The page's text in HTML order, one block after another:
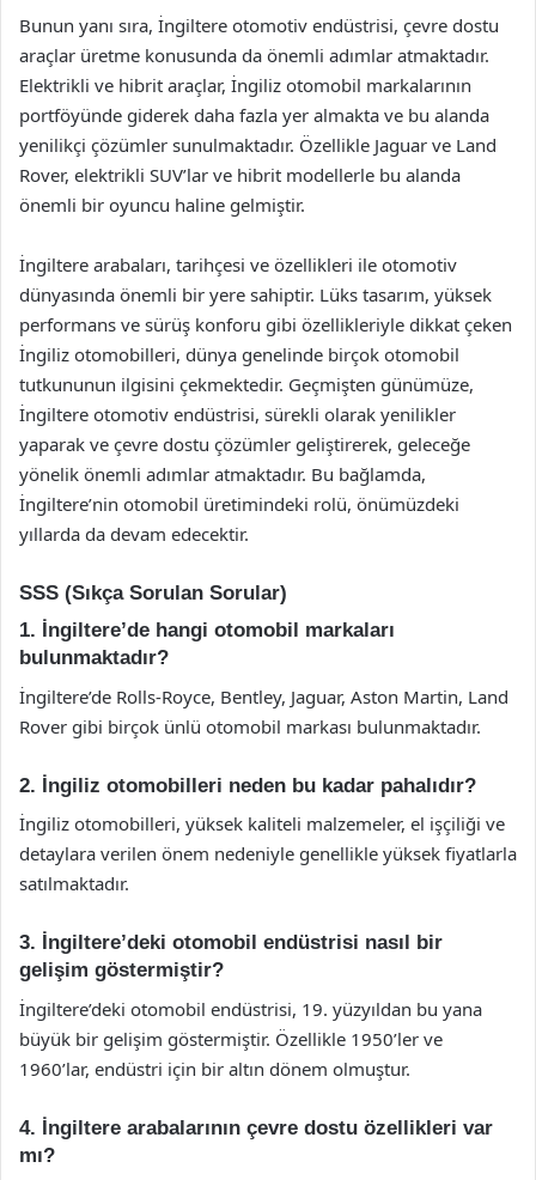
Bunun yanı sıra, İngiltere otomotiv endüstrisi, çevre dostu
araçlar üretme konusunda da önemli adımlar atmaktadır.
Elektrikli ve hibrit araçlar, İngiliz otomobil markalarının
portföyünde giderek daha fazla yer almakta ve bu alanda
yenilikçi çözümler sunulmaktadır. Özellikle Jaguar ve Land
Rover, elektrikli SUV’lar ve hibrit modellerle bu alanda
önemli bir oyuncu haline gelmiştir.
İngiltere arabaları, tarihçesi ve özellikleri ile otomotiv
dünyasında önemli bir yere sahiptir. Lüks tasarım, yüksek
performans ve sürüş konforu gibi özellikleriyle dikkat çeken
İngiliz otomobilleri, dünya genelinde birçok otomobil
tutkununun ilgisini çekmektedir. Geçmişten günümüze,
İngiltere otomotiv endüstrisi, sürekli olarak yenilikler
yaparak ve çevre dostu çözümler geliştirerek, geleceğe
yönelik önemli adımlar atmaktadır. Bu bağlamda,
İngiltere’nin otomobil üretimindeki rolü, önümüzdeki
yıllarda da devam edecektir.
SSS (Sıkça Sorulan Sorular)
1. İngiltere’de hangi otomobil markaları
bulunmaktadır?
İngiltere’de Rolls-Royce, Bentley, Jaguar, Aston Martin, Land
Rover gibi birçok ünlü otomobil markası bulunmaktadır.
2. İngiliz otomobilleri neden bu kadar pahalıdır?
İngiliz otomobilleri, yüksek kaliteli malzemeler, el işçiliği ve
detaylara verilen önem nedeniyle genellikle yüksek fiyatlarla
satılmaktadır.
3. İngiltere’deki otomobil endüstrisi nasıl bir
gelişim göstermiştir?
İngiltere’deki otomobil endüstrisi, 19. yüzyıldan bu yana
büyük bir gelişim göstermiştir. Özellikle 1950’ler ve
1960’lar, endüstri için bir altın dönem olmuştur.
4. İngiltere arabalarının çevre dostu özellikleri var
mı?